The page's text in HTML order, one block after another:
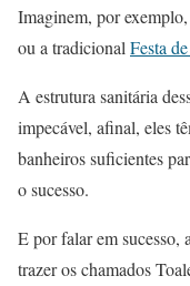
Imaginem, por
ou a tradicional Festa
A estrutura sanitária
impecável, afinal, eles
banheiros suficientes
o sucesso.
E por falar em sucesso, a
trazer os chamados